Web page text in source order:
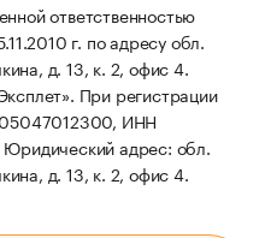
ответственностью
г. по адресу обл.
д. 13, к. 2, офис 4.
При регистрации
ИНН
Юридический адрес: обл.
д. 13, к. 2, офис 4.